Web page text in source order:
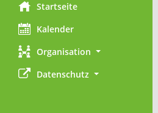
Startseite
Kalender
Organisation
Datenschutz